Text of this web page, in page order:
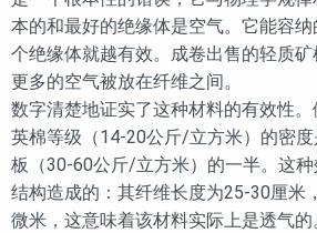
本的和最好的绝缘体是空气。它能容
个绝缘体就越有效。成卷出售的轻质
更多的空气被放在纤维之间。
数字清楚地证实了这种材料的有效性。
英棉等级（14-20公斤/立方米）的密
板（30-60公斤/立方米）的一半。这
结构造成的：其纤维长度为25-30厘米
微米，这意味着该材料实际上是透气的